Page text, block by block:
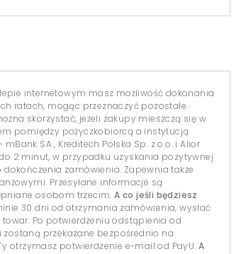
internetowym masz możliwość dokonania
ratach, mogąc przeznaczyć pozostałe
skorzystać, jeżeli zakupy mieszczą się w
pomiędzy pożyczkobiorcą a instytucją
SA , Kreditech Polska Sp. z o.o. i Alior
2 minut, w przypadku uzyskania pozytywnej
zamówienia. Zapewnia także
Przesyłane informacje są
osobom trzecim. A co jeśli będziesz
30 dni od otrzymania zamówienia, wysłać
Po potwierdzeniu odstąpienia od
zostaną przekazane bezpośrednio na
otrzymasz potwierdzenie e-mail od PayU. A